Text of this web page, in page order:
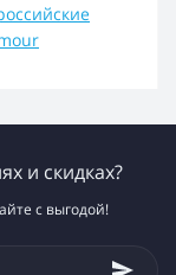
и скидках?
с выгодой!